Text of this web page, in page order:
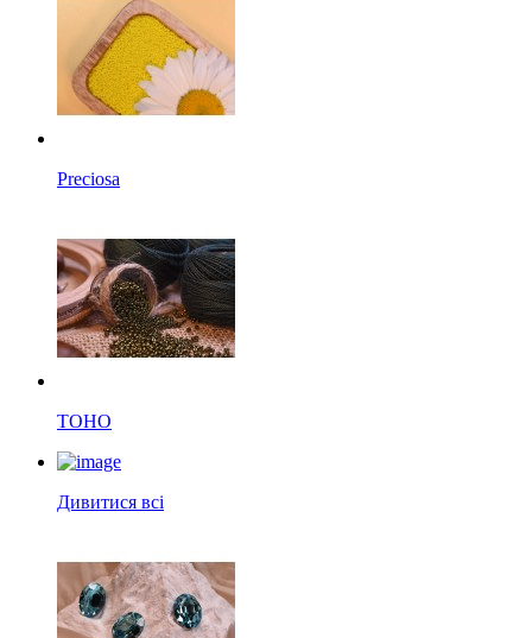
Preciosa
TOHO
Дивитися всі